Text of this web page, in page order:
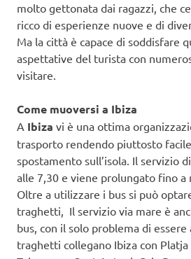
molto gettonata dai ragazzi, che
ricco di esperienze nuove e di
Ma la città è capace di soddisfare
aspettative del turista con
visitare.
Come muoversi a Ibiza
A Ibiza vi è una ottima
trasporto rendendo piuttosto
spostamento sull’isola. Il servizio
alle 7,30 e viene prolungato fino a
Oltre a utilizzare i bus si può
traghetti, Il servizio via mare è
bus, con il solo problema di essere
traghetti collegano Ibiza con Platja